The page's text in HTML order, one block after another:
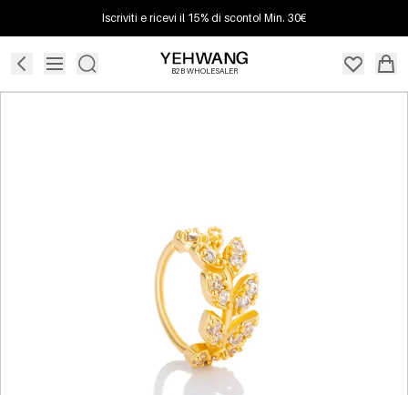
Iscriviti e ricevi il 15% di sconto! Min. 30€
B2B WHOLESALER